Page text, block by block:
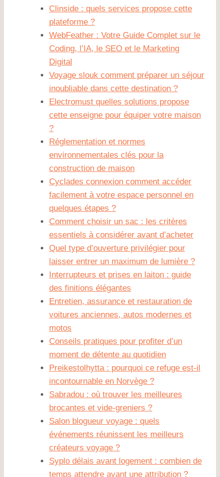
Clinside : quels services propose cette
plateforme ?
WebFeather : Votre Guide Complet sur le
Coding, l’IA, le SEO et le Marketing
Digital
Voyage slouk comment préparer un séjour
inoubliable dans cette destination ?
Electromust quelles solutions propose
cette enseigne pour équiper votre maison
?
Réglementation et normes
environnementales clés pour la
construction de maison
Cyclades connexion comment accéder
facilement à votre espace personnel en
quelques étapes ?
Comment choisir un sac : les critères
essentiels à considérer avant d’acheter
Quel type d’ouverture privilégier pour
laisser entrer un maximum de lumière ?
Interrupteurs et prises en laiton : guide
des finitions élégantes
Entretien, assurance et restauration de
voitures anciennes, autos modernes et
motos
Conseils pratiques pour profiter d’un
moment de détente au quotidien
Preikestolhytta : pourquoi ce refuge est-il
incontournable en Norvège ?
Sabradou : où trouver les meilleures
brocantes et vide-greniers ?
Salon blogueur voyage : quels
événements réunissent les meilleurs
créateurs voyage ?
Syplo délais avant logement : combien de
temps attendre avant une attribution ?